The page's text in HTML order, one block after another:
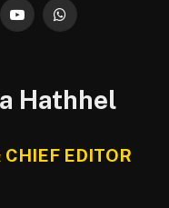
YouTubeWhatsApp
Hathhel
CHIEF EDITOR